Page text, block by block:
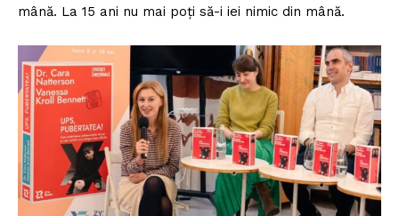
mână. La 15 ani nu mai poți să-i iei nimic din mână.